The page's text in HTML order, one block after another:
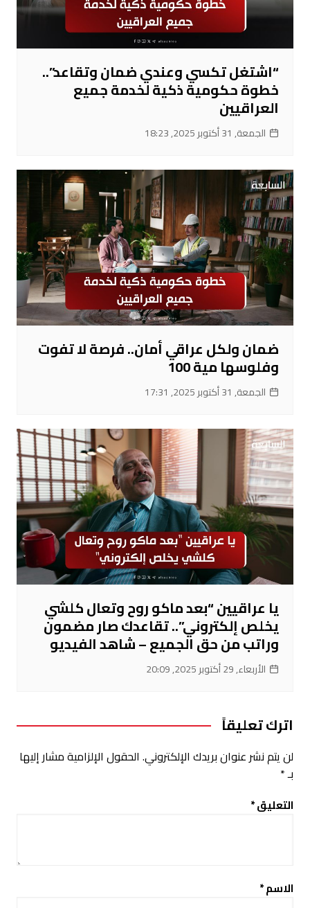
“اشتغل تكسي وعندي ضمان وتقاعد”..
خطوة حكومية ذكية لخدمة جميع
العراقيين
الجمعة, 31 أكتوبر 2025, 18:23
ضمان ولكل عراقي أمان.. فرصة لا تفوت
وفلوسها مية 100
الجمعة, 31 أكتوبر 2025, 17:31
يا عراقيين “بعد ماكو روح وتعال كلشي
يخلص إلكتروني”.. تقاعدك صار مضمون
وراتب من حق الجميع – شاهد الفيديو
الأربعاء, 29 أكتوبر 2025, 20:09
اترك تعليقاً
لن يتم نشر عنوان بريدك الإلكتروني. الحقول الإلزامية مشار إليها
بـ*
التعليق*
الاسم*